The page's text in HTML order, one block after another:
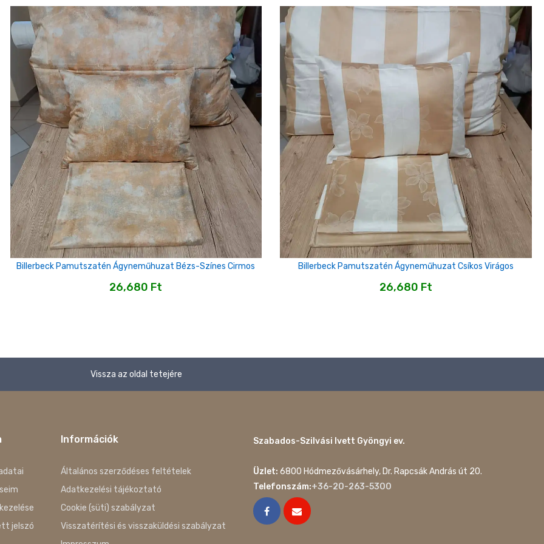
Billerbeck Pamutszatén Ágyneműhuzat Bézs-Színes Cirmos
26,680 Ft
Billerbeck Pamutszatén Ágyneműhuzat Csíkos Virágos
26,680 Ft
Vissza az oldal tetejére
jelszó
Információk
Általános szerződéses feltételek
Adatkezelési tájékoztató
Cookie (süti) szabályzat
Visszatérítési és visszaküldési szabályzat
Szabados-Szilvási Ivett Gyöngyi ev.
Üzlet: 6800 Hódmezővásárhely, Dr. Rapcsák András út 20.
Telefonszám:+36-20-263-5300